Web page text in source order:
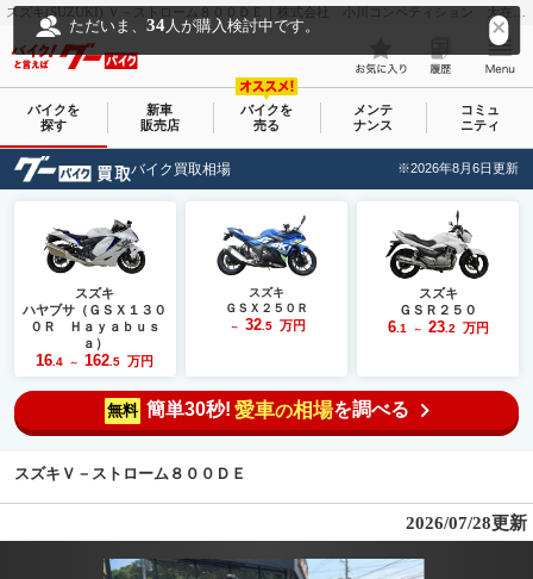
スズキ(SUZUKI) Ｖ－ストローム８００ＤＥ｜株式会社 小川コンペティション 大在本店｜新車・中古バイクなら【グーバイク(GooBike)】
ただいま、34人が購入検討中です。
バイクを
探す
新車
販売店
バイクを
売る
メンテ
ナンス
コミュ
ニティ
バイク買取相場 ※2026年8月6日更新
スズキ
ハヤブサ（ＧＳＸ１３０
０Ｒ Ｈａｙａｂｕｓ
ａ）
16 .4 ～ 162 .5 万円
スズキ
ＧＳＸ２５０Ｒ
～ 32.5 万円
スズキ
ＧＳＲ２５０
6.1 ～ 23.2 万円
無料 簡単30秒! 愛車の相場を調べる
スズキＶ－ストローム８００ＤＥ
2026/07/28更新